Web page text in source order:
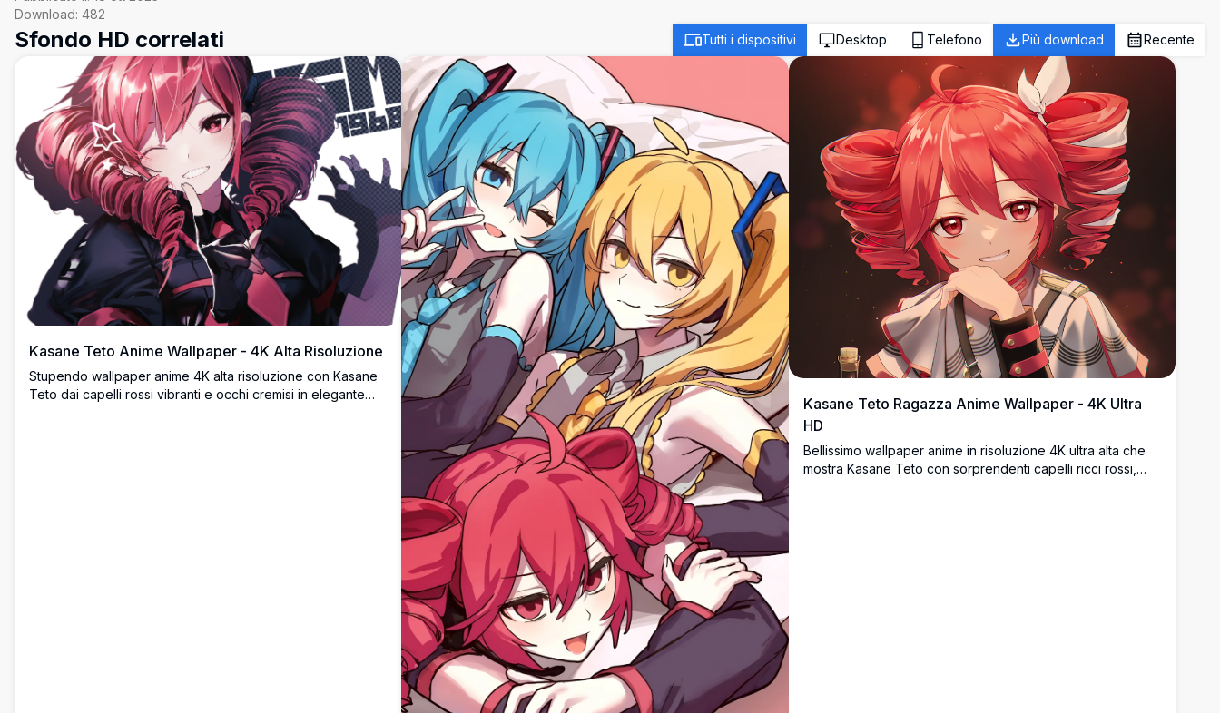
Download: 482
Sfondo HD correlati Tutti i dispositivi Desktop Telefono Più download Recente
Kasane Teto Anime Wallpaper - 4K Alta Risoluzione
Stupendo wallpaper anime 4K alta risoluzione con Kasane
Teto dai capelli rossi vibranti e occhi cremisi in elegante
Kasane Teto Ragazza Anime Wallpaper - 4K Ultra
HD
Bellissimo wallpaper anime in risoluzione 4K ultra alta che
mostra Kasane Teto con sorprendenti capelli ricci rossi,